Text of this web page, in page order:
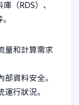
（RDS）、
量和計算需求
資料安全。
行狀況。